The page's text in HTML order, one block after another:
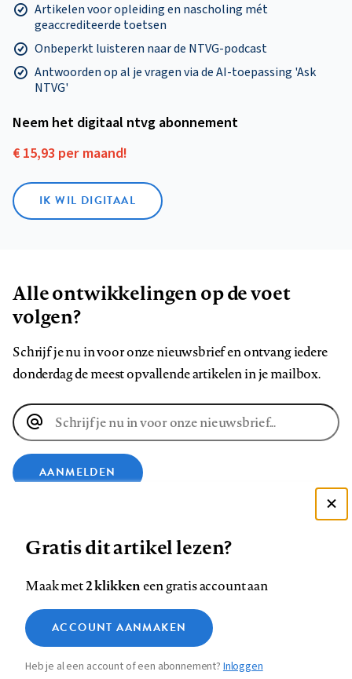
Artikelen voor opleiding en nascholing mét
geaccrediteerde toetsen
Onbeperkt luisteren naar de NTVG-podcast
Antwoorden op al je vragen via de AI-toepassing 'Ask
NTVG'
Neem het digitaal ntvg abonnement
€ 15,93 per maand!
IK WIL DIGITAAL
Alle ontwikkelingen op de voet
volgen?
Schrijf je nu in voor onze nieuwsbrief en ontvang iedere
donderdag de meest opvallende artikelen in je mailbox.
E-
mailadres
AANMELDEN
op
Facebook
op
LinkedIn
op
Bluesky
ons
op
InstagramYouTube
Footer
Contact Colofon Disclaimer Privacy
Medische vragen verdienen
betrouwbare antwoorden
Zie onze cookie policy
Analytische cookies
Marketing cookies
Gratis dit artikel lezen?
Maak met2 klikkeneen gratis account aan
ACCOUNT AANMAKEN
Heb je al een account of een abonnement?Inloggen